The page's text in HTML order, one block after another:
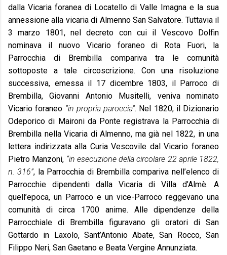
dalla Vicaria foranea di Locatello di Valle Imagna e la sua
annessione alla vicaria di Almenno San Salvatore. Tuttavia il
3 marzo 1801, nel decreto con cui il Vescovo Dolfin
nominava il nuovo Vicario foraneo di Rota Fuori, la
Parrocchia di Brembilla compariva tra le comunità
sottoposte a tale circoscrizione. Con una risoluzione
successiva, emessa il 17 dicembre 1803, il Parroco di
Brembilla, Giovanni Antonio Musitelli, veniva nominato
Vicario foraneo “in propria paroecia”. Nel 1820, il Dizionario
Odeporico di Maironi da Ponte registrava la Parrocchia di
Brembilla nella Vicaria di Almenno, ma già nel 1822, in una
lettera indirizzata alla Curia Vescovile dal Vicario foraneo
Pietro Manzoni, “in esecuzione della circolare 22 aprile 1822,
n. 316”, la Parrocchia di Brembilla compariva nell’elenco di
Parrocchie dipendenti dalla Vicaria di Villa d’Almè. A
quell’epoca, un Parroco e un vice-Parroco reggevano una
comunità di circa 1700 anime. Alle dipendenze della
Parrocchiale di Brembilla figuravano gli oratori di San
Gottardo in Laxolo, Sant’Antonio Abate, San Rocco, San
Filippo Neri, San Gaetano e Beata Vergine Annunziata.